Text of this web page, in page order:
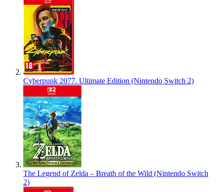
Cyberpunk 2077. Ultimate Edition (Nintendo Switch 2)
The Legend of Zelda – Breath of the Wild (Nintendo Switch
2)